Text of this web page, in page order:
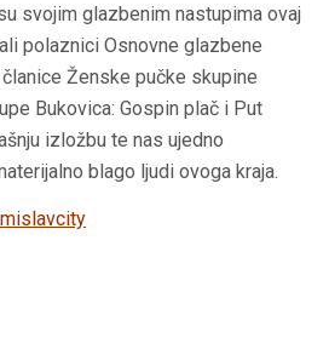
svojim glazbenim nastupima ovaj
polaznici Osnovne glazbene
Ženske pučke skupine
Bukovica: Gospin plač i Put
izložbu te nas ujedno
blago ljudi ovoga kraja.